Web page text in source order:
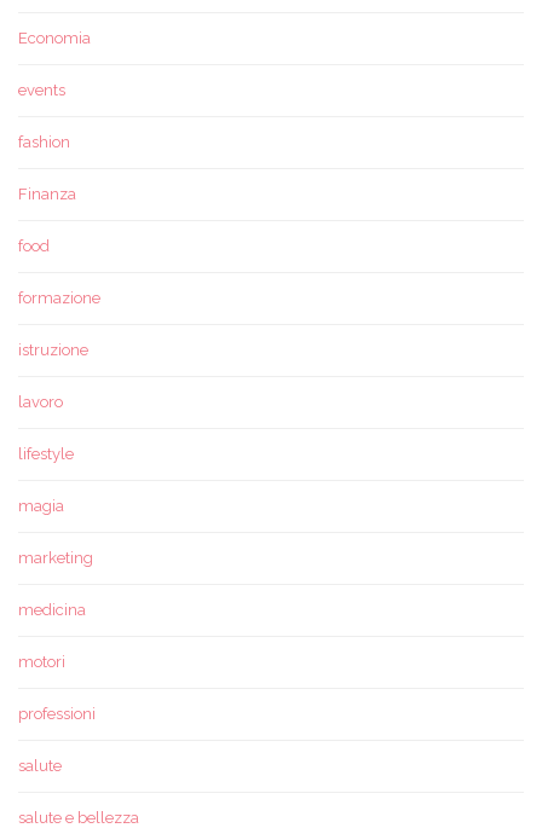
Economia
events
fashion
Finanza
food
formazione
istruzione
lavoro
lifestyle
magia
marketing
medicina
motori
professioni
salute
salute e bellezza